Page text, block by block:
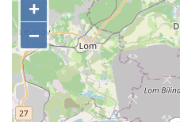
čp. 69/1 v Českých
Socha Jana Valeria Jirsíka u
Českých Budějovicích
Socha Krista klesajícího pod
kostela svatého Mikuláše v
Budějovicích